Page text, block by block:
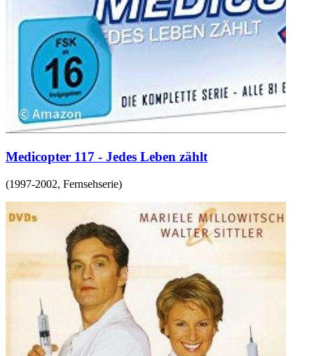
Medicopter 117 - Jedes Leben zählt
(1997-2002, Fernsehserie)